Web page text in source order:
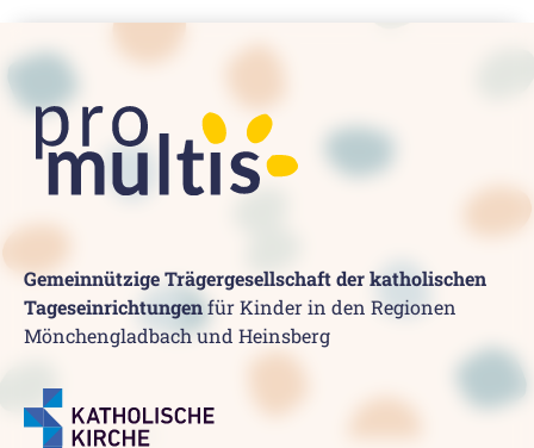
Gemeinnützige Trägergesellschaft der katholischen
Tageseinrichtungenfür Kinder in den Regionen
Mönchengladbach und Heinsberg